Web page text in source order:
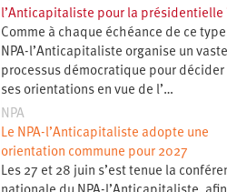
l’Anticapitaliste pour la présidentielle
Comme à chaque échéance de ce
NPA-l’Anticapitaliste organise un vaste
processus démocratique pour décider
ses orientations en vue de l’…
NPA
Le NPA-l’Anticapitaliste adopte une
orientation commune pour 2027
Les 27 et 28 juin s’est tenue la